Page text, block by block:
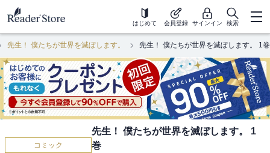
はじめて 会員登録 サインイン 検索
先生！ 僕たちが世界を滅ぼします。 先生！ 僕たちが世界を滅ぼします。 1巻
コミック
先生！ 僕たちが世界を滅ぼします。 1
巻